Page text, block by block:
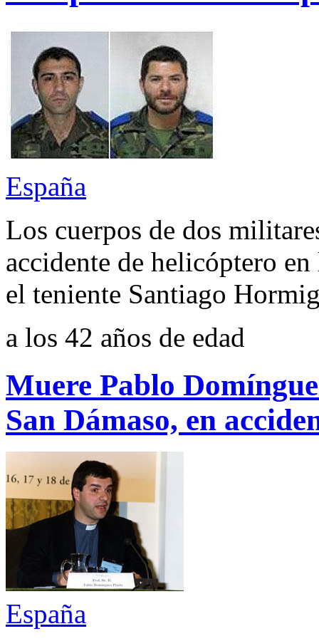
España
Los cuerpos de dos
accidente de helicóptero
el teniente Santiago
a los 42 años de edad
Muere Pablo
San Dámaso, en
España